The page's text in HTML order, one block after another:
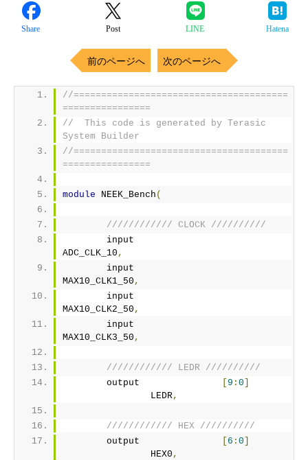
Share Post LINE Hatena
前のページへ 次のページへ
//=======================================
================
//  This code is generated by Terasic
System Builder
//=======================================
================
module NEEK_Bench (
//////////// CLOCK //////////
ADC_CLK_10 ,
MAX10_CLK1_50 ,
MAX10_CLK2_50 ,
MAX10_CLK3_50 ,
//////////// LEDR //////////
9 : 0
		LEDR
,
//////////// HEX //////////
6 : 0
		HEX0
,